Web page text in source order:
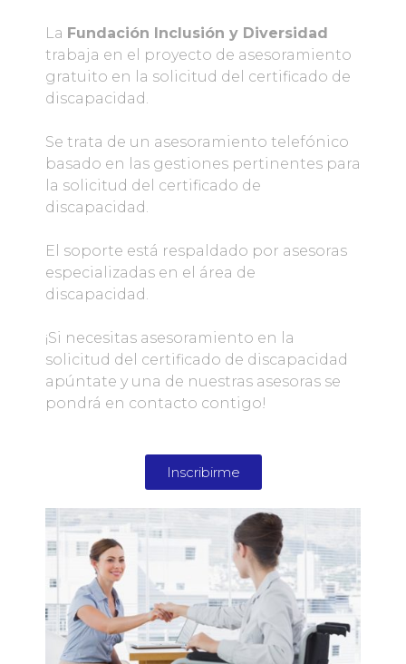
La Fundación Inclusión y Diversidad
trabaja en el proyecto de asesoramiento
gratuito en la solicitud del certificado de
discapacidad.
Se trata de un asesoramiento telefónico
basado en las gestiones pertinentes para
la solicitud del certificado de
discapacidad.
El soporte está respaldado por asesoras
especializadas en el área de
discapacidad.
¡Si necesitas asesoramiento en la
solicitud del certificado de discapacidad
apúntate y una de nuestras asesoras se
pondrá en contacto contigo!
Inscribirme